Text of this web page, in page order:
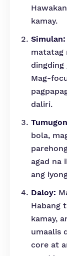
kamay.
Simulan:
matatag
dingding
Mag-
daliri.
bola,
agad na
ang
Daloy:
Habang
kamay,
umaalis
core at